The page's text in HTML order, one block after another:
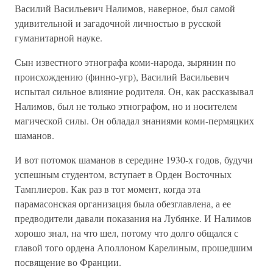
Василий Васильевич Налимов, наверное, был самой
удивительной и загадочной личностью в русской
гуманитарной науке.
Сын известного этнографа коми-народа, зырянин по
происхождению (финно-угр), Василий Васильевич
испытал сильное влияние родителя. Он, как рассказывал
Налимов, был не только этнографом, но и носителем
магической силы. Он обладал знаниями коми-пермяцких
шаманов.
И вот потомок шаманов в середине 1930-х годов, будучи
успешным студентом, вступает в Орден Восточных
Тамплиеров. Как раз в тот момент, когда эта
парамасонская организация была обезглавлена, а ее
предводители давали показания на Лубянке. И Налимов
хорошо знал, на что шел, потому что долго общался с
главой того ордена Аполлоном Карелиным, прошедшим
посвящение во Франции.